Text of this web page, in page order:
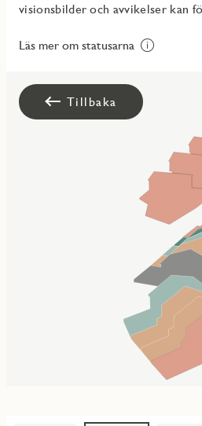
visionsbilder och avvikelser kan
Läs mer om statusarna
Tillbaka